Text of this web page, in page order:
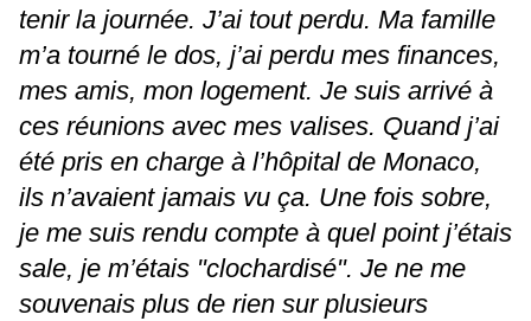
tenir la journée. J’ai tout perdu. Ma famille
m’a tourné le dos, j’ai perdu mes finances,
mes amis, mon logement. Je suis arrivé à
ces réunions avec mes valises. Quand j’ai
été pris en charge à l’hôpital de Monaco,
ils n’avaient jamais vu ça. Une fois sobre,
je me suis rendu compte à quel point j’étais
sale, je m’étais "clochardisé". Je ne me
souvenais plus de rien sur plusieurs